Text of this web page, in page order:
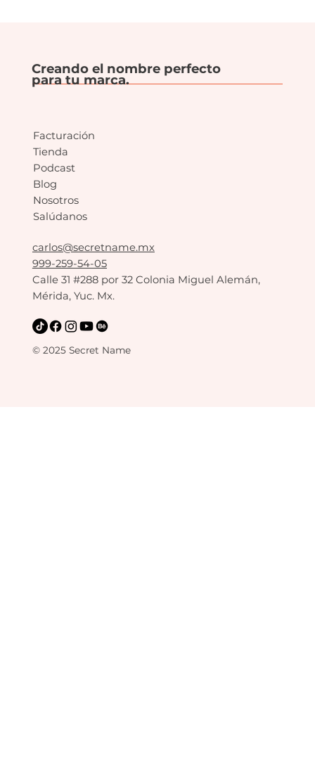
Creando el nombre perfecto
para tu marca.
carlos@secretname.mx
999-259-54-05
Calle 31 #288 por 32 Colonia Miguel Alemán,
Mérida, Yuc. Mx.
Facturación
Tienda
Podcast
Blog
Nosotros
Salúdanos
© 2025 Secret Name